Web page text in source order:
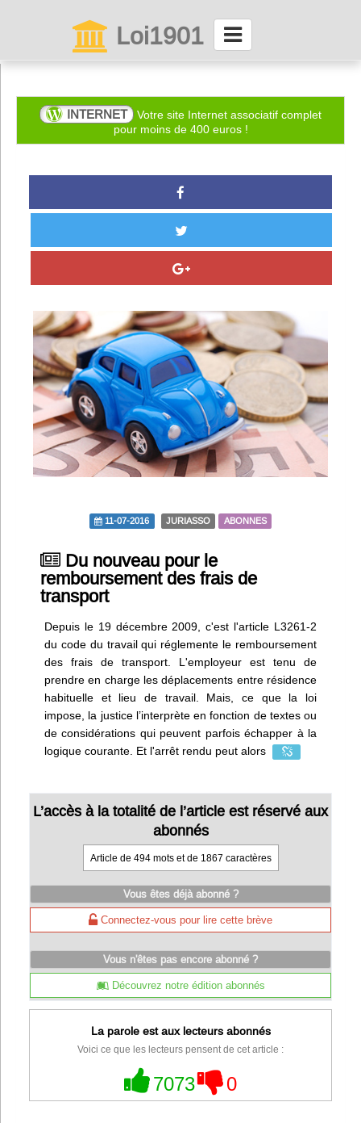
Loi1901
Connexion
Partager
VieAsso
Infos
Divers
Abo Lettrasso
Désabo Lettrasso
Nous contacter
INTERNET
Votre site Internet associatif complet
pour moins de 400 euros !
11-07-2016 JURIASSO ABONNES
Du nouveau pour le
remboursement des frais de
transport
Depuis le 19 décembre 2009, c'est l'article L3261-2
du code du travail qui réglemente le remboursement
des frais de transport. L'employeur est tenu de
prendre en charge les déplacements entre résidence
habituelle et lieu de travail. Mais, ce que la loi
impose, la justice l’interprète en fonction de textes ou
de considérations qui peuvent parfois échapper à la
logique courante. Et l'arrêt rendu peut alors
L’accès à la totalité de l’article est réservé aux
abonnés
Article de 494 mots et de 1867 caractères
Vous êtes déjà abonné ?
Connectez-vous pour lire cette brève
Vous n'êtes pas encore abonné ?
Découvrez notre édition abonnés
La parole est aux lecteurs abonnés
Voici ce que les lecteurs pensent de cet article :
7073 0